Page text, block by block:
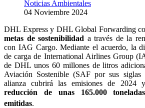
Noticias Ambientales
04 Noviembre 2024
DHL Express y DHL Global Forwarding
metas de sostenibilidad a través de la
con IAG Cargo. Mediante el acuerdo, la
de carga de International Airlines Group
de DHL unos 60 millones de litros
Aviación Sostenible (SAF por sus siglas
alianza cubrirá las emisiones de 2024
reducción de unas 165.000
emitidas.